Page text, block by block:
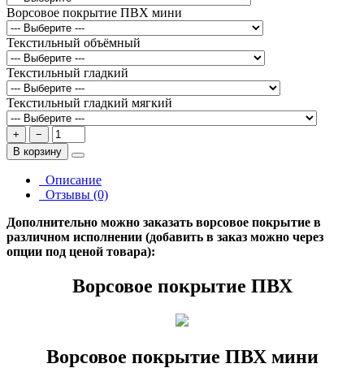
Ворсовое покрытие ПВХ мини
Текстильный объёмный
Текстильный гладкий
Текстильный гладкий мягкий
+
−
В корзину
Описание
Отзывы (0)
Дополнительно можно заказать ворсовое покрытие в
различном исполнении (добавить в заказ можно через
опции под ценой товара):
Ворсовое покрытие ПВХ
Ворсовое покрытие ПВХ мини